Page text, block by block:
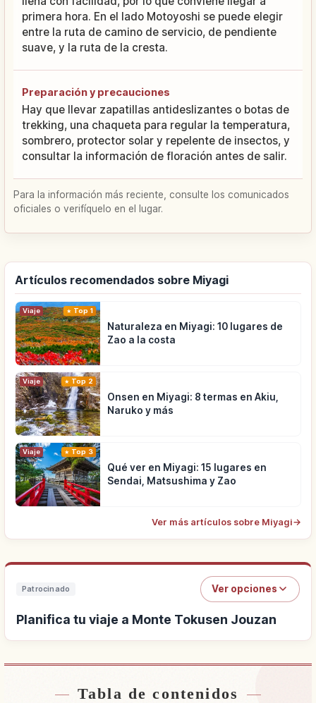
primera hora. En el lado Motoyoshi se puede elegir
entre la ruta de camino de servicio, de pendiente
suave, y la ruta de la cresta.
Preparación y precauciones
Hay que llevar zapatillas antideslizantes o botas de
trekking, una chaqueta para regular la temperatura,
sombrero, protector solar y repelente de insectos, y
consultar la información de floración antes de salir.
Para la información más reciente, consulte los comunicados
oficiales o verifíquelo en el lugar.
Artículos recomendados sobre Miyagi
Viaje Top 1
Naturaleza en Miyagi: 10 lugares de
Zao a la costa
Viaje Top 2
Onsen en Miyagi: 8 termas en Akiu,
Naruko y más
Viaje Top 3
Qué ver en Miyagi: 15 lugares en
Sendai, Matsushima y Zao
Ver más artículos sobre Miyagi→
Patrocinado Ver opciones
Planifica tu viaje a Monte Tokusen Jouzan
Buscar alojamiento cerca de Monte Tokusen
Tabla de contenidos